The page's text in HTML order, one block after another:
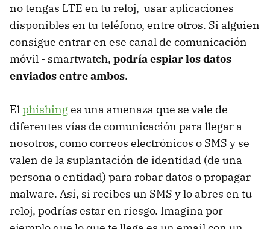
no tengas LTE en tu reloj, usar aplicaciones
disponibles en tu teléfono, entre otros. Si alguien
consigue entrar en ese canal de comunicación
móvil - smartwatch, podría espiar los datos
enviados entre ambos.
Elphishinges una amenaza que se vale de
diferentes vías de comunicación para llegar a
nosotros, como correos electrónicos o SMS y se
valen de la suplantación de identidad (de una
persona o entidad) para robar datos o propagar
malware. Así, si recibes un SMS y lo abres en tu
reloj, podrías estar en riesgo. Imagina por